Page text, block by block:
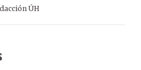
ÚH